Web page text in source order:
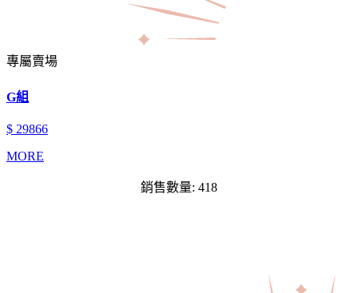
專屬賣場
G組
$ 29866
MORE
銷售數量: 418